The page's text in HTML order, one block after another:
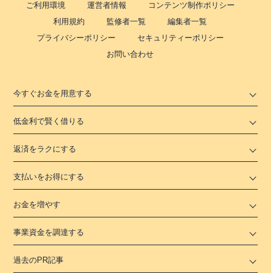
ご利用環境 運営者情報
コンテンツ制作ポリシー
利用規約
監修者一覧
編集者一覧
プライバシーポリシー
セキュリティーポリシー
お問い合わせ
今すぐお金を用意する
低金利で賢く借りる
返済をラクにする
支払いをお得にする
お金を増やす
事業資金を調達する
過去のPR記事